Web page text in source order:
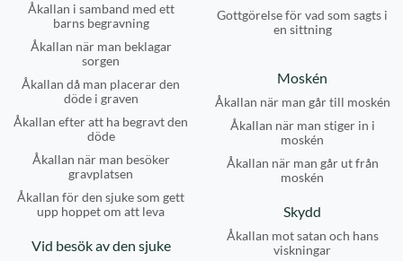
Åkallan i samband med ett
barns begravning
Åkallan när man beklagar
sorgen
Åkallan då man placerar den
döde i graven
Åkallan efter att ha begravt den
döde
Åkallan när man besöker
gravplatsen
Åkallan för den sjuke som gett
upp hoppet om att leva
Gottgörelse för vad som sagts i
en sittning
Moskén
Åkallan när man går till moskén
Åkallan när man stiger in i
moskén
Åkallan när man går ut från
moskén
Skydd
Åkallan mot satan och hans
viskningar
Vid besök av den sjuke